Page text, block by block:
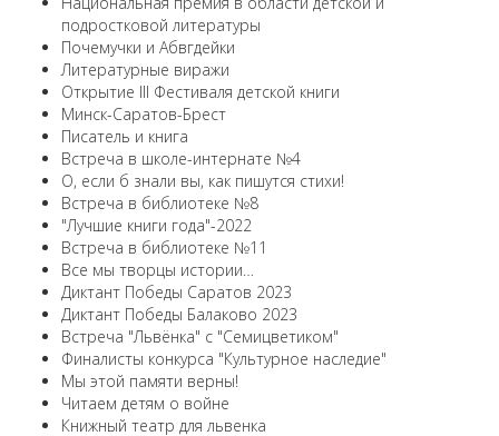
подростковой литературы
Почемучки и Абвгдейки
Литературные виражи
Открытие III Фестиваля детской книги
Минск-Саратов-Брест
Писатель и книга
Встреча в школе-интернате №4
О, если б знали вы, как пишутся стихи!
Встреча в библиотеке №8
"Лучшие книги года"-2022
Встреча в библиотеке №11
Все мы творцы истории…
Диктант Победы Саратов 2023
Диктант Победы Балаково 2023
Встреча "Львёнка" с "Семицветиком"
Финалисты конкурса "Культурное наследие"
Мы этой памяти верны!
Читаем детям о войне
Книжный театр для львенка